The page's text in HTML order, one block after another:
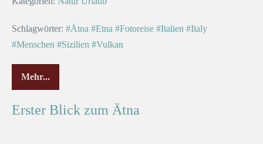
Schlagwörter: #Ätna #Etna #Fotoreise #Italien #Italy
#Menschen #Sizilien #Vulkan
Mehr...
Erster Blick zum Ätna